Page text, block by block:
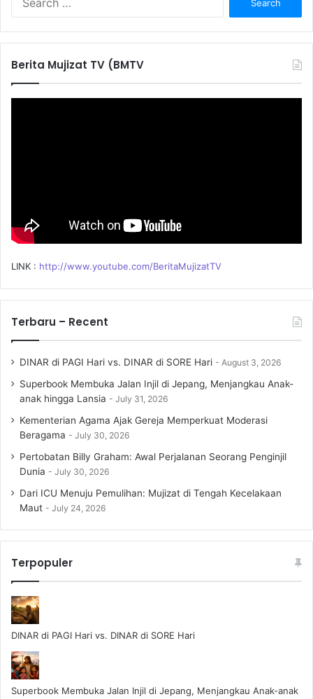
r
f
o
Berita Mujizat TV (BMTV
LINK : http://www.youtube.com/BeritaMujizatTV
Terbaru – Recent
DINAR di PAGI Hari vs. DINAR di SORE Hari August 3, 2026
Superbook Membuka Jalan Injil di Jepang, Menjangkau Anak-
anak hingga Lansia
July 31, 2026
Kementerian Agama Ajak Gereja Memperkuat Moderasi
Beragama
July 30, 2026
Pertobatan Billy Graham: Awal Perjalanan Seorang Penginjil
Dunia
July 30, 2026
Dari ICU Menuju Pemulihan: Mujizat di Tengah Kecelakaan
Maut
July 24, 2026
Terpopuler
DINAR di PAGI Hari vs. DINAR di SORE Hari
Superbook Membuka Jalan Injil di Jepang, Menjangkau Anak-anak